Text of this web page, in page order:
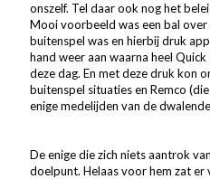
onszelf. Tel daar ook nog het
Mooi voorbeeld was een bal
buitenspel was en hierbij druk
hand weer aan waarna heel
deze dag. En met deze druk kon
buitenspel situaties en Remco
enige medelijden van de
De enige die zich niets aantrok
doelpunt. Helaas voor hem zat er